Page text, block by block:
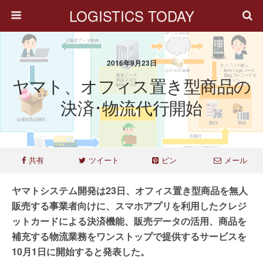
LOGISTICS TODAY
2016年9月23日
ヤマト、オフィス置き型商品の
決済･物流代行開始
共有 ツイート ピン メール
ヤマトシステム開発は23日、オフィス置き型商品を無人
販売する事業者向けに、スマホアプリを利用したクレジ
ットカードによる決済機能、販売データの活用、商品を
補充する物流業務をワンストップで提供するサービスを
10月1日に開始すると発表した。